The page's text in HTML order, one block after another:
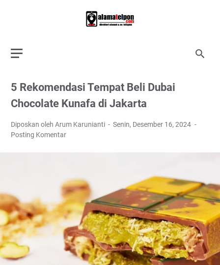
5 Rekomendasi Tempat Beli Dubai
Chocolate Kunafa di Jakarta
Diposkan oleh Arum Karunianti
Senin, Desember 16, 2024
Posting Komentar